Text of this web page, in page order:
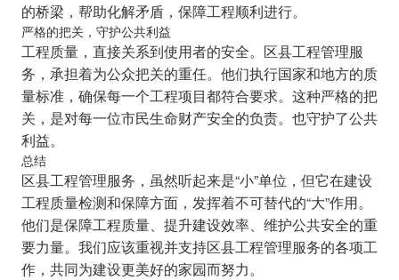
的桥梁，帮助化解矛盾，保障工程顺利进行。
严格的把关，守护公共利益
工程质量，直接关系到使用者的安全。区县工程管理服
务，承担着为公众把关的重任。他们执行国家和地方的质
量标准，确保每一个工程项目都符合要求。这种严格的把
关，是对每一位市民生命财产安全的负责。也守护了公共
利益。
总结
区县工程管理服务，虽然听起来是“小”单位，但它在建设
工程质量检测和保障方面，发挥着不可替代的“大”作用。
他们是保障工程质量、提升建设效率、维护公共安全的重
要力量。我们应该重视并支持区县工程管理服务的各项工
作，共同为建设更美好的家园而努力。